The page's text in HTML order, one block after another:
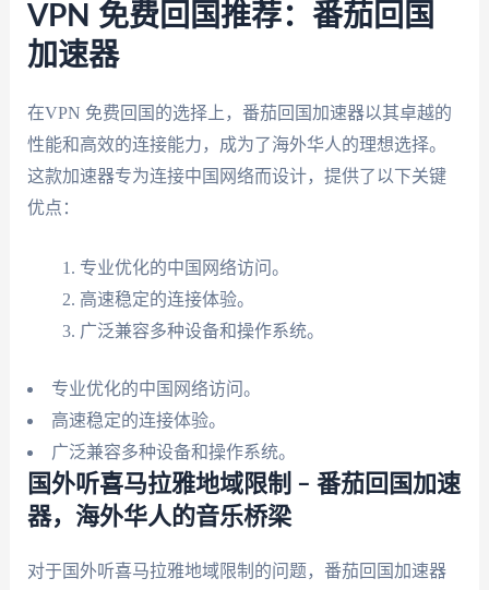
VPN 免费回国推荐：番茄回国
加速器
在VPN 免费回国的选择上，番茄回国加速器以其卓越的
性能和高效的连接能力，成为了海外华人的理想选择。
这款加速器专为连接中国网络而设计，提供了以下关键
优点：
专业优化的中国网络访问。
高速稳定的连接体验。
广泛兼容多种设备和操作系统。
专业优化的中国网络访问。
高速稳定的连接体验。
广泛兼容多种设备和操作系统。
国外听喜马拉雅地域限制 – 番茄回国加速
器，海外华人的音乐桥梁
对于国外听喜马拉雅地域限制的问题，番茄回国加速器